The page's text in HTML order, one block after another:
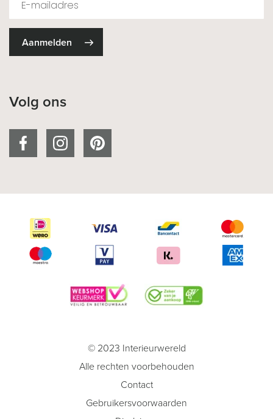
Aanmelden
Volg ons
© 2023 Interieurwereld
Alle rechten voorbehouden
Contact
Gebruikersvoorwaarden